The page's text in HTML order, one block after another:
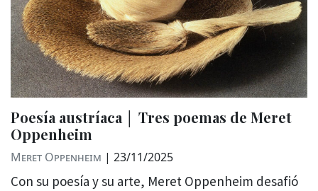
Poesía austríaca │ Tres poemas de Meret
Oppenheim
Meret Oppenheim | 23/11/2025
Con su poesía y su arte, Meret Oppenheim desafió